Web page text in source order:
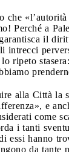
Perché a
il
ripeto
alla Città la
e
come
i tanti
hanno
da